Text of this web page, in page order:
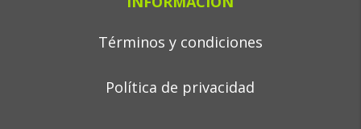
Términos y condiciones
Política de privacidad